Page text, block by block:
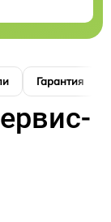
Гарантия